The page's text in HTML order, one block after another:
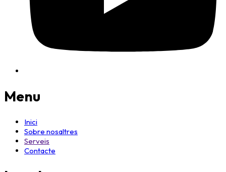
Menu
Inici
Sobre nosaltres
Serveis
Contacte